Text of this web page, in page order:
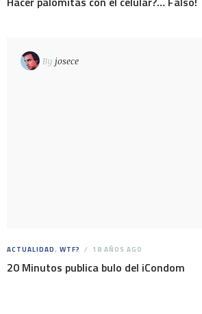
By josece
ACTUALIDAD, WTF? 18 AÑOS AGO
20 Minutos publica bulo del iCondom